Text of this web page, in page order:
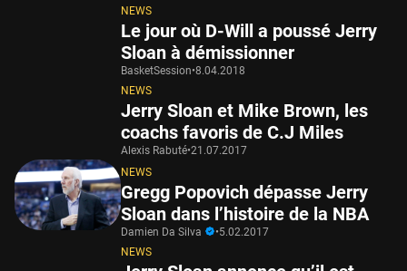
NEWS
Le jour où D-Will a poussé Jerry
Sloan à démissionner
BasketSession•8.04.2018
NEWS
Jerry Sloan et Mike Brown, les
coachs favoris de C.J Miles
Alexis Rabuté•21.07.2017
NEWS
Gregg Popovich dépasse Jerry
Sloan dans l’histoire de la NBA
Damien Da Silva •5.02.2017
NEWS